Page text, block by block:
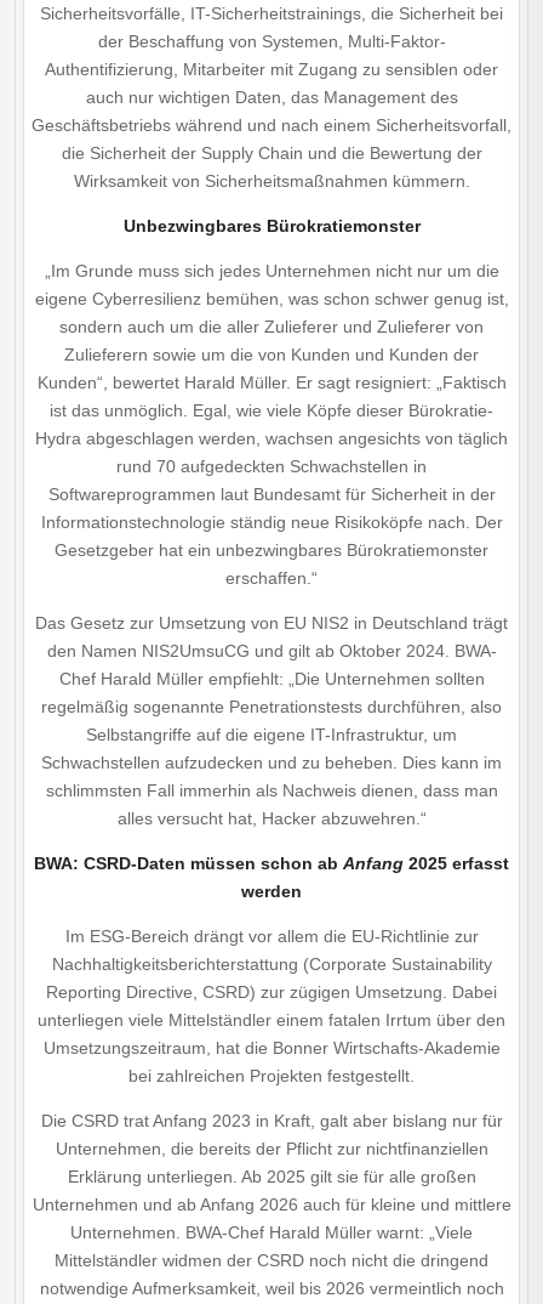
Sicherheitsvorfälle, IT-Sicherheitstrainings, die Sicherheit bei
der Beschaffung von Systemen, Multi-Faktor-
Authentifizierung, Mitarbeiter mit Zugang zu sensiblen oder
auch nur wichtigen Daten, das Management des
Geschäftsbetriebs während und nach einem Sicherheitsvorfall,
die Sicherheit der Supply Chain ­und die Bewertung der
Wirksamkeit von Sicherheits­maßnahmen kümmern.
Unbezwingbares Bürokratiemonster
„Im Grunde muss sich jedes Unternehmen nicht nur um die
eigene Cyberresilienz bemühen, was schon schwer genug ist,
sondern auch um die aller Zulieferer und Zulieferer von
Zulieferern sowie um die von Kunden und Kunden der
Kunden“, bewertet Harald Müller. Er sagt resigniert: „Faktisch
ist das unmöglich. Egal, wie viele Köpfe dieser Bürokratie-
Hydra abgeschlagen werden, wachsen angesichts von täglich
rund 70 aufgedeckten Schwachstellen in
Softwareprogrammen laut Bundesamt für Sicherheit in der
Informations­technologie ständig neue Risikoköpfe nach. Der
Gesetzgeber hat ein unbezwingbares Bürokratiemonster
erschaffen.“
Das Gesetz zur Umsetzung von EU NIS2 in Deutschland trägt
den Namen NIS2UmsuCG und gilt ab Oktober 2024. BWA-
Chef Harald Müller empfiehlt: „Die Unternehmen sollten
regelmäßig sogenannte Penetrationstests durchführen, also
Selbstangriffe auf die eigene IT-Infrastruktur, um
Schwachstellen aufzudecken und zu beheben. Dies kann im
schlimmsten Fall immerhin als Nachweis dienen, dass man
alles versucht hat, Hacker abzuwehren.“
BWA: CSRD-Daten müssen schon ab Anfang 2025 erfasst
werden
Im ESG-Bereich drängt vor allem die EU-Richtlinie zur
Nachhaltigkeitsberichterstattung (Corporate Sustainability
Reporting Directive, CSRD) zur zügigen Umsetzung. Dabei
unterliegen viele Mittelständler einem fatalen Irrtum über den
Umsetzungszeitraum, hat die Bonner Wirtschafts-Akademie
bei zahlreichen Projekten festgestellt.
Die CSRD trat Anfang 2023 in Kraft, galt aber bislang nur für
Unternehmen, die bereits der Pflicht zur nichtfinanziellen
Erklärung unterliegen. Ab 2025 gilt sie für alle großen
Unternehmen und ab Anfang 2026 auch für kleine und mittlere
Unternehmen. BWA-Chef Harald Müller warnt: „Viele
Mittelständler widmen der CSRD noch nicht die dringend
notwendige Aufmerksamkeit, weil bis 2026 vermeintlich noch